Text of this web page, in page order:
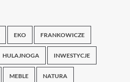
EKO FRANKOWICZE
HULAJNOGA INWESTYCJE
MEBLE NATURA